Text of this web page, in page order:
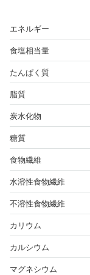
エネルギー
食塩相当量
たんぱく質
脂質
炭水化物
糖質
食物繊維
水溶性食物繊維
不溶性食物繊維
カリウム
カルシウム
マグネシウム